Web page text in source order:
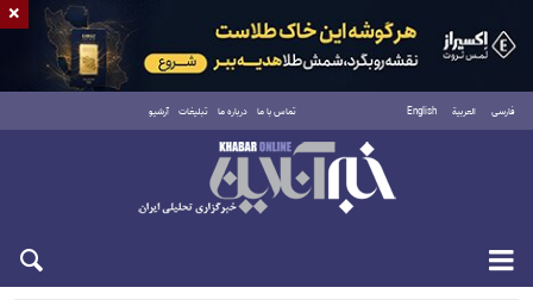
فارسی العربية English تماس با ما درباره ما تبلیغات آرشیو
پنجشنبه ۱۵ مرداد ۱۴۰۵
×